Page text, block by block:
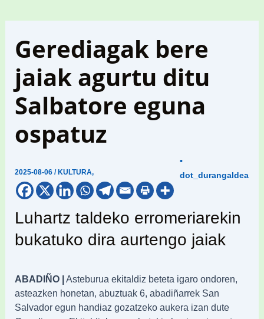
Gerediagak bere
jaiak agurtu ditu
Salbatore eguna
ospatuz
2025-08-06/ KULTURA,
•
dot_durangaldea
Luhartz taldeko erromeriarekin
bukatuko dira aurtengo jaiak
ABADIÑO |
Asteburua ekitaldiz beteta igaro ondoren,
asteazken honetan, abuztuak 6, abadiñarrek San
Salvador egun handiaz gozatzeko aukera izan dute